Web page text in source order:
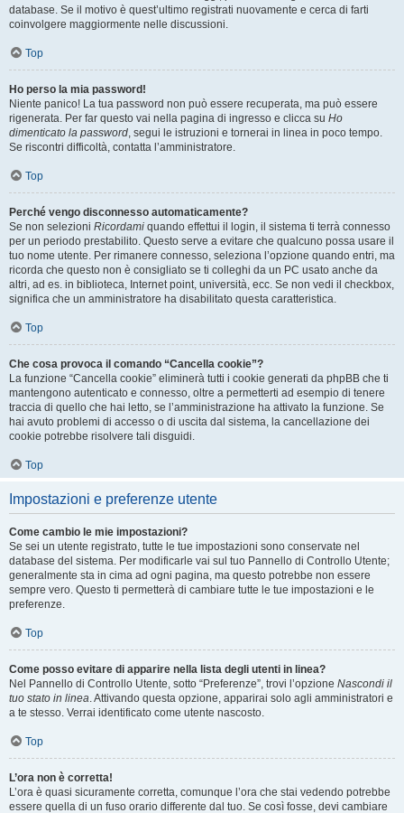
database. Se il motivo è quest’ultimo registrati nuovamente e cerca di farti
coinvolgere maggiormente nelle discussioni.
Top
Ho perso la mia password!
Niente panico! La tua password non può essere recuperata, ma può essere
rigenerata. Per far questo vai nella pagina di ingresso e clicca su Ho
dimenticato la password, segui le istruzioni e tornerai in linea in poco tempo.
Se riscontri difficoltà, contatta l’amministratore.
Top
Perché vengo disconnesso automaticamente?
Se non selezioni Ricordami quando effettui il login, il sistema ti terrà connesso
per un periodo prestabilito. Questo serve a evitare che qualcuno possa usare il
tuo nome utente. Per rimanere connesso, seleziona l’opzione quando entri, ma
ricorda che questo non è consigliato se ti colleghi da un PC usato anche da
altri, ad es. in biblioteca, Internet point, università, ecc. Se non vedi il checkbox,
significa che un amministratore ha disabilitato questa caratteristica.
Top
Che cosa provoca il comando “Cancella cookie”?
La funzione “Cancella cookie” eliminerà tutti i cookie generati da phpBB che ti
mantengono autenticato e connesso, oltre a permetterti ad esempio di tenere
traccia di quello che hai letto, se l’amministrazione ha attivato la funzione. Se
hai avuto problemi di accesso o di uscita dal sistema, la cancellazione dei
cookie potrebbe risolvere tali disguidi.
Top
Impostazioni e preferenze utente
Come cambio le mie impostazioni?
Se sei un utente registrato, tutte le tue impostazioni sono conservate nel
database del sistema. Per modificarle vai sul tuo Pannello di Controllo Utente;
generalmente sta in cima ad ogni pagina, ma questo potrebbe non essere
sempre vero. Questo ti permetterà di cambiare tutte le tue impostazioni e le
preferenze.
Top
Come posso evitare di apparire nella lista degli utenti in linea?
Nel Pannello di Controllo Utente, sotto “Preferenze”, trovi l’opzione Nascondi il
tuo stato in linea. Attivando questa opzione, apparirai solo agli amministratori e
a te stesso. Verrai identificato come utente nascosto.
Top
L’ora non è corretta!
L’ora è quasi sicuramente corretta, comunque l’ora che stai vedendo potrebbe
essere quella di un fuso orario differente dal tuo. Se così fosse, devi cambiare